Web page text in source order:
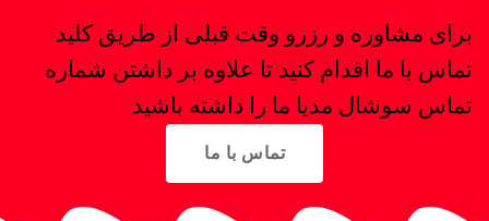
برای مشاوره و رزرو وقت قبلی از طریق کلید
تماس با ما اقدام کنید تا علاوه بر داشتن شماره
تماس سوشال مدیا ما را داشته باشید
تماس با ما